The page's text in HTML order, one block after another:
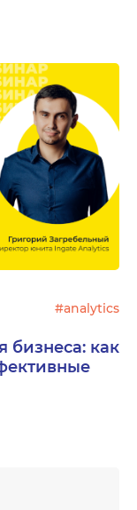
#analytics
бизнеса: как